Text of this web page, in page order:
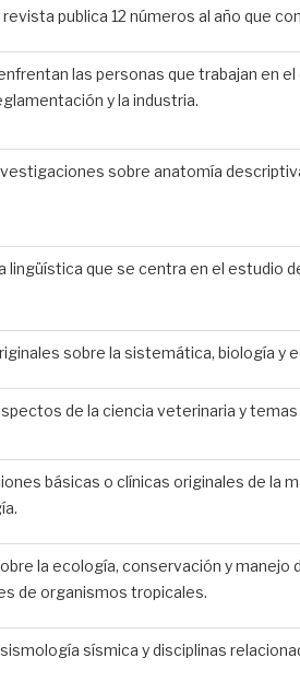
publica 12 números al año que
las personas que trabajan en
y la industria.
sobre anatomía
lingüística que se centra en el estudio
sobre la sistemática, biología
de la ciencia veterinaria y
básicas o clínicas originales de la
la ecología, conservación y
de organismos tropicales.
sísmica y disciplinas